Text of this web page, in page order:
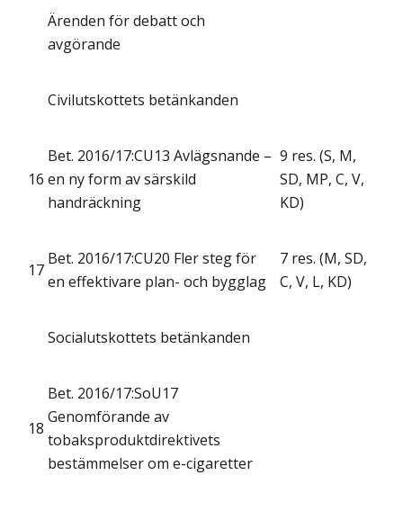
Ärenden för debatt och
avgörande
Civilutskottets betänkanden
16
Bet. 2016/17:CU13 Avlägsnande –
en ny form av särskild
handräckning
9 res. (S, M,
SD, MP, C, V,
KD)
17
Bet. 2016/17:CU20 Fler steg för
en effektivare plan- och bygglag
7 res. (M, SD,
C, V, L, KD)
Socialutskottets betänkanden
18
Bet. 2016/17:SoU17
Genomförande av
tobaksproduktdirektivets
bestämmelser om e-cigaretter